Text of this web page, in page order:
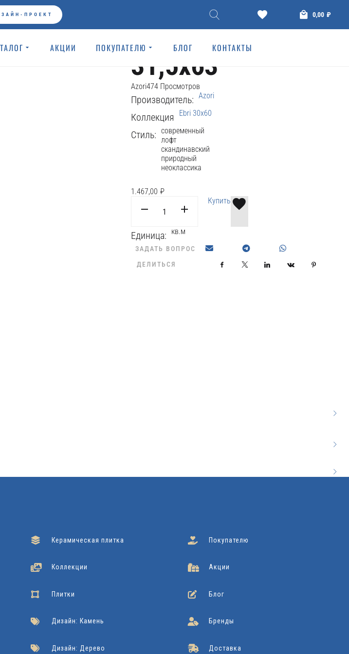
ПРОЕКТ ₽
0,00
АКЦИИ ПОКУПАТЕЛЮ БЛОГ КОНТАКТЫ
ПЛИТКА EBRI GRIS
31,5x63
Azori474 Просмотров
Производитель: Azori
Коллекция Ebri 30x60
Стиль: современный
лофт
скандинавский
природный
неоклассика
₽
1.467,00
Купить
Единица: кв.м
ЗАДАТЬ ВОПРОС
ДЕЛИТЬСЯ
Facebook LinkedIn VKontakte
EBRI GRIS 60x60
FOLIAGE-2 31,5x63
FOLIAGE-1 31,5x63
Керамическая плитка
Коллекции
Плитки
Дизайн: Камень
Дизайн: Дерево
Покупателю
Акции
Блог
Бренды
Доставка